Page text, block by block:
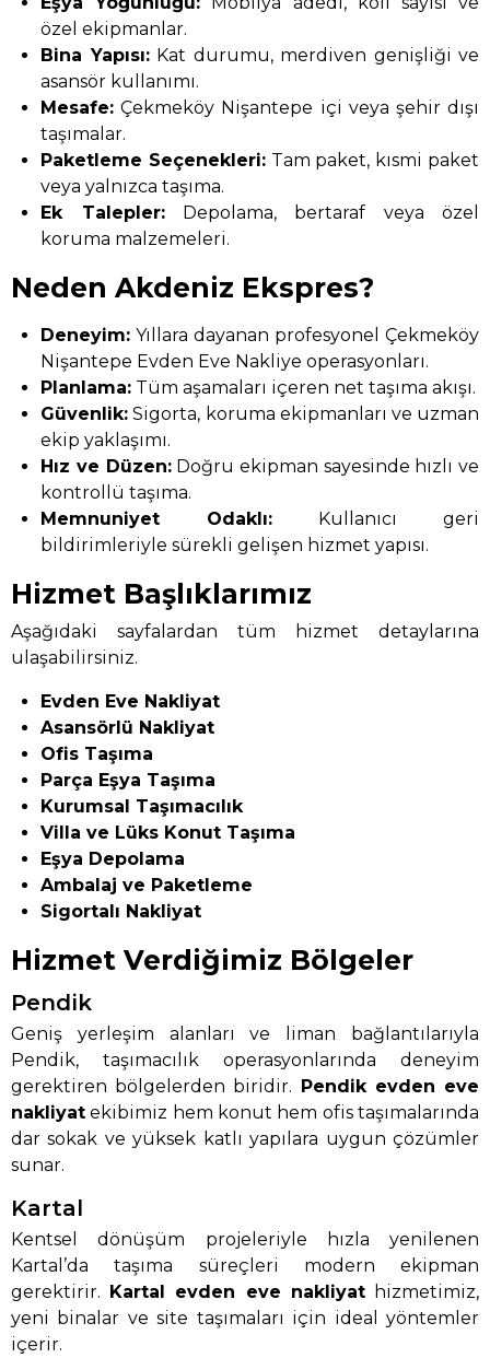
özel ekipmanlar.
Bina Yapısı:Kat durumu, merdiven genişliği ve
asansör kullanımı.
Mesafe: Çekmeköy Nişantepe içi veya şehir dışı
taşımalar.
Paketleme Seçenekleri:Tam paket, kısmi paket
veya yalnızca taşıma.
Ek Talepler:Depolama, bertaraf veya özel
koruma malzemeleri.
Neden Akdeniz Ekspres?
Deneyim: Yıllara dayanan profesyonel Çekmeköy
Nişantepe Evden Eve Nakliye operasyonları.
Planlama: Tüm aşamaları içeren net taşıma akışı.
Güvenlik: Sigorta, koruma ekipmanları ve uzman
ekip yaklaşımı.
Hız ve Düzen:Doğru ekipman sayesinde hızlı ve
kontrollü taşıma.
Memnuniyet Odaklı: Kullanıcı geri
bildirimleriyle sürekli gelişen hizmet yapısı.
Hizmet Başlıklarımız
Aşağıdaki sayfalardan tüm hizmet detaylarına
ulaşabilirsiniz.
Evden Eve Nakliyat
Asansörlü Nakliyat
Ofis Taşıma
Parça Eşya Taşıma
Kurumsal Taşımacılık
Villa ve Lüks Konut Taşıma
Eşya Depolama
Ambalaj ve Paketleme
Sigortalı Nakliyat
Hizmet Verdiğimiz Bölgeler
Pendik
Geniş yerleşim alanları ve liman bağlantılarıyla
Pendik, taşımacılık operasyonlarında deneyim
gerektiren bölgelerden biridir.
Pendik evden eve
nakliyat ekibimiz hem konut hem ofis taşımalarında
dar sokak ve yüksek katlı yapılara uygun çözümler
sunar.
Kartal
Kentsel dönüşüm projeleriyle hızla yenilenen
Kartal’da taşıma süreçleri modern ekipman
gerektirir.
Kartal evden eve nakliyathizmetimiz,
yeni binalar ve site taşımaları için ideal yöntemler
içerir.